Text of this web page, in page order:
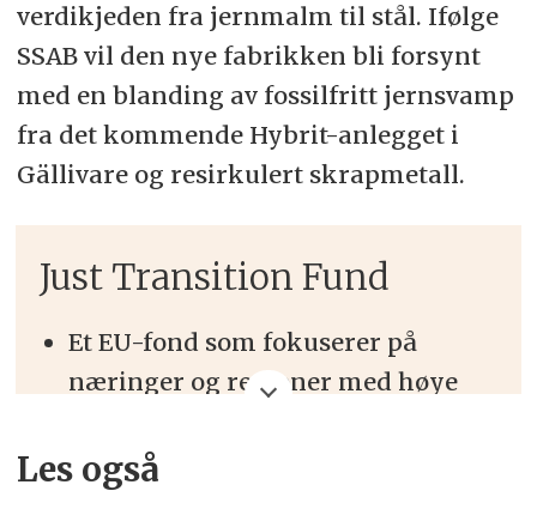
verdikjeden fra jernmalm til stål. Ifølge
SSAB vil den nye fabrikken bli forsynt
med en blanding av fossilfritt jernsvamp
fra det kommende Hybrit-anlegget i
Gällivare og resirkulert skrapmetall.
Just Transition Fund
Et EU-fond som fokuserer på
næringer og regioner med høye
bidra til å redusere utslipp og takle
utfordringene overgangen skaper.
Les også